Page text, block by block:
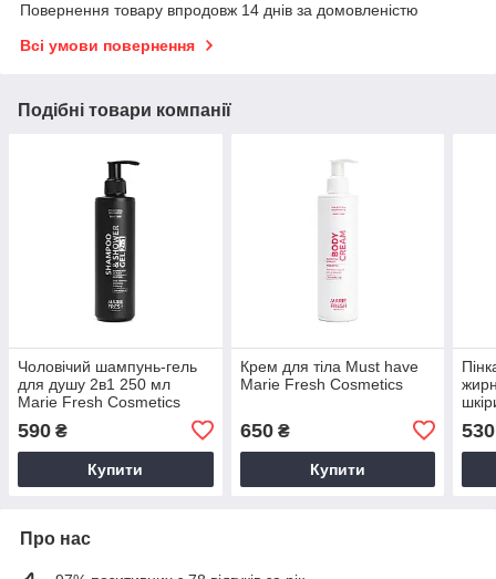
Повернення товару впродовж 14 днів за домовленістю
Всі умови повернення
Подібні товари компанії
‌Чоловічий шампунь-гель
для душу 2в1 250 мл
Marie Fresh Cosmetics
590 ₴
Купити
Крем для тіла Must have
Marie Fresh Cosmetics
650₴
Купити
530
Про нас